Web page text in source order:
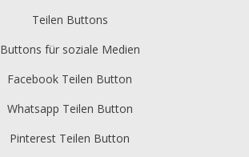
Teilen Buttons
Buttons für soziale Medien
Facebook Teilen Button
Whatsapp Teilen Button
Pinterest Teilen Button